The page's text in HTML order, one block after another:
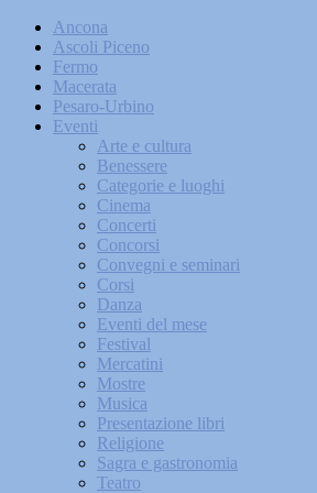
Ancona
Ascoli Piceno
Fermo
Macerata
Pesaro-Urbino
Eventi
Arte e cultura
Benessere
Categorie e luoghi
Cinema
Concerti
Concorsi
Convegni e seminari
Corsi
Danza
Eventi del mese
Festival
Mercatini
Mostre
Musica
Presentazione libri
Religione
Sagra e gastronomia
Teatro